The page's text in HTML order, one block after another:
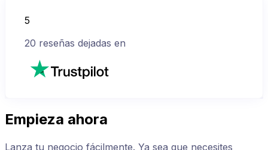
5
20 reseñas dejadas en
Empieza ahora
Lanza tu negocio fácilmente. Ya sea que necesites